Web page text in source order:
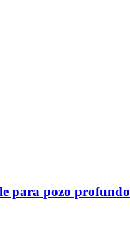
para pozo profundo